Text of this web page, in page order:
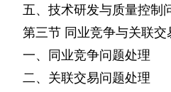
五、技术研发与质量控制
第三节 同业竞争与关联交
一、同业竞争问题处理
二、关联交易问题处理